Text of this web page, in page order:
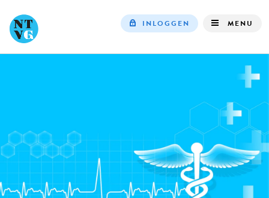
navigation
INLOGGEN MENU